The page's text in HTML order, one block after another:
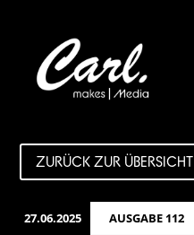
ZURÜCK ZUR ÜBERSICHT
27.06.2025 AUSGABE 112